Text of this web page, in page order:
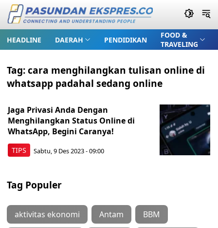
HEADLINE DAERAH PENDIDIKAN
FOOD &
TRAVELING
Tag:cara menghilangkan tulisan online di
whatsapp padahal sedang online
TIPS
Jaga Privasi Anda Dengan
Menghilangkan Status Online di
WhatsApp, Begini Caranya!
Sabtu, 9 Des 2023 - 09:00
Tag Populer
aktivitas ekonomi Antam BBM